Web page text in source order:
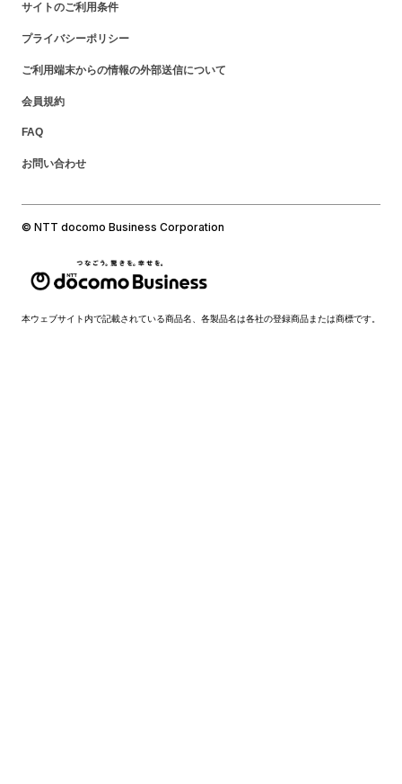
サイトのご利用条件
プライバシーポリシー
ご利用端末からの情報の外部送信について
会員規約
FAQ
お問い合わせ
© NTT docomo Business Corporation
本ウェブサイト内で記載されている商品名、各製品名は各社の登録商品または商標です。